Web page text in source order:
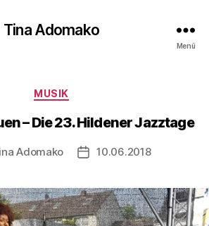
Tina Adomako
Menü
Kategorien
MUSIK
– Die 23. Hildener Jazztage
Adomako Veröffentlichungsdatum
10.06.2018